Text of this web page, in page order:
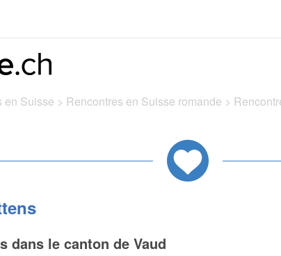
en Suisse > Rencontres en Suisse romande >
dans le canton de Vaud